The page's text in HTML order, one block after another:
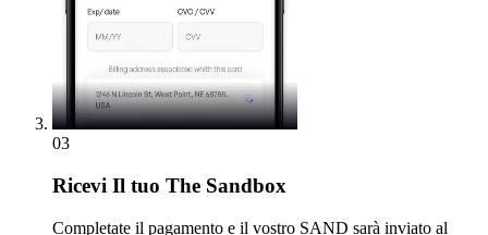
03
Ricevi Il tuo The Sandbox
Completate il pagamento e il vostro SAND sarà inviato al